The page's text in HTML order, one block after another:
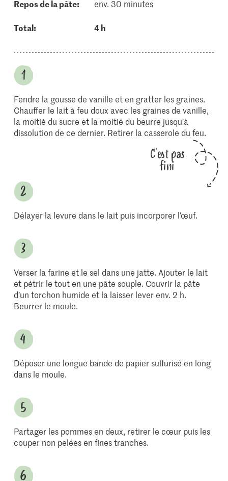
repos de la pâte: env. 30 minutes
Total: 4 h
Fendre la gousse de vanille et en gratter les graines.
Chauffer le lait à feu doux avec les graines de vanille,
la moitié du sucre et la moitié du beurre jusqu’à
dissolution de ce dernier. Retirer la casserole du feu.
C'est pas
fini
Délayer la levure dans le lait puis incorporer l’œuf.
Verser la farine et le sel dans une jatte. Ajouter le lait
et pétrir le tout en une pâte souple. Couvrir la pâte
d’un torchon humide et la laisser lever env. 2 h.
Beurrer le moule.
Déposer une longue bande de papier sulfurisé en long
dans le moule.
Partager les pommes en deux, retirer le cœur puis les
couper non pelées en fines tranches.